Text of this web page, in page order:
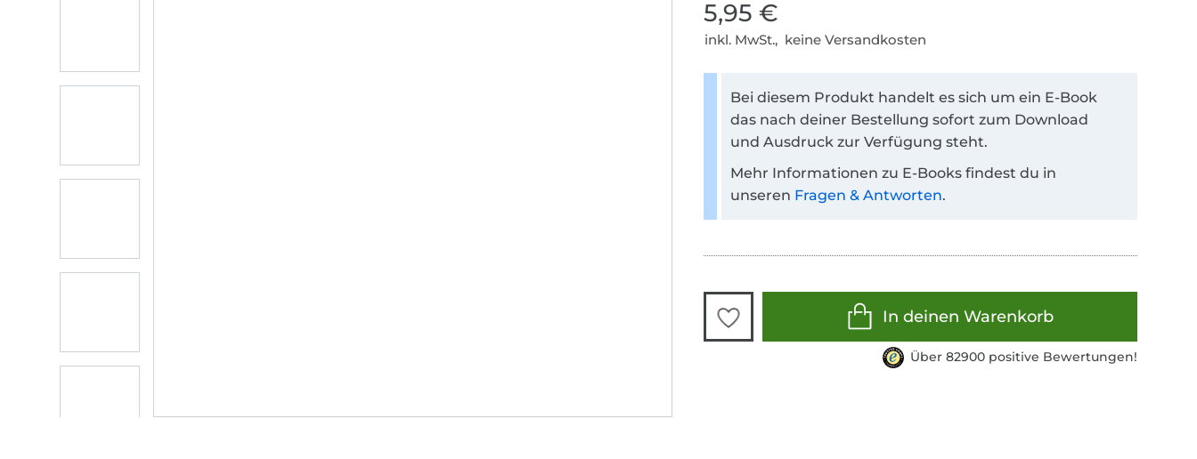
5,95 €
inkl. MwSt., keine Versandkosten
Bei diesem Produkt handelt es sich um ein E-Book
das nach deiner Bestellung sofort zum Download
und Ausdruck zur Verfügung steht.
Mehr Informationen zu E-Books findest du in
unseren Fragen & Antworten.
In deinen Warenkorb
Über 82900 positive Bewertungen!